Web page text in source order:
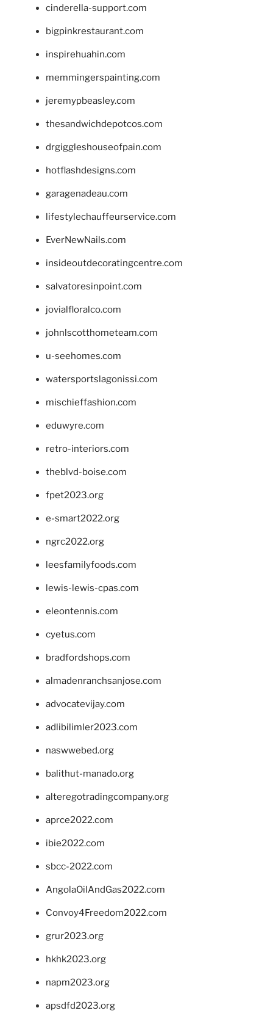
cinderella-support.com
bigpinkrestaurant.com
inspirehuahin.com
memmingerspainting.com
jeremypbeasley.com
thesandwichdepotcos.com
drgiggleshouseofpain.com
hotflashdesigns.com
garagenadeau.com
lifestylechauffeurservice.com
EverNewNails.com
insideoutdecoratingcentre.com
salvatoresinpoint.com
jovialfloralco.com
johnlscotthometeam.com
u-seehomes.com
watersportslagonissi.com
mischieffashion.com
eduwyre.com
retro-interiors.com
theblvd-boise.com
fpet2023.org
e-smart2022.org
ngrc2022.org
leesfamilyfoods.com
lewis-lewis-cpas.com
eleontennis.com
cyetus.com
bradfordshops.com
almadenranchsanjose.com
advocatevijay.com
adlibilimler2023.com
naswwebed.org
balithut-manado.org
alteregotradingcompany.org
aprce2022.com
ibie2022.com
sbcc-2022.com
AngolaOilAndGas2022.com
Convoy4Freedom2022.com
grur2023.org
hkhk2023.org
napm2023.org
apsdfd2023.org